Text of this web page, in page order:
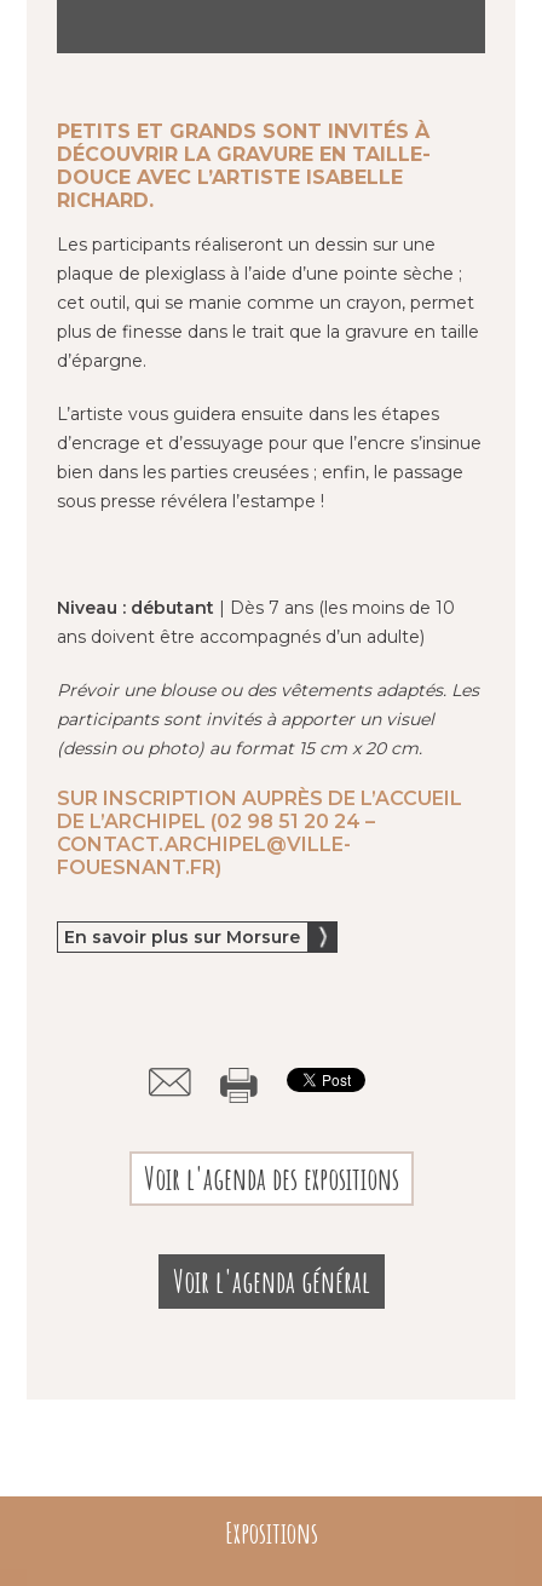
PETITS ET GRANDS SONT INVITÉS À
DÉCOUVRIR LA GRAVURE EN TAILLE-
DOUCE AVEC L’ARTISTE ISABELLE
RICHARD.
Les participants réaliseront un dessin sur une
plaque de plexiglass à l’aide d’une pointe sèche ;
cet outil, qui se manie comme un crayon, permet
plus de finesse dans le trait que la gravure en taille
d’épargne.
L’artiste vous guidera ensuite dans les étapes
d’encrage et d’essuyage pour que l’encre s’insinue
bien dans les parties creusées ; enfin, le passage
sous presse révélera l’estampe !
Niveau : débutant | Dès 7 ans (les moins de 10
ans doivent être accompagnés d’un adulte)
Prévoir une blouse ou des vêtements adaptés. Les
participants sont invités à apporter un visuel
(dessin ou photo) au format 15 cm x 20 cm.
SUR INSCRIPTION AUPRÈS DE L’ACCUEIL
DE L’ARCHIPEL (02 98 51 20 24 –
CONTACT.ARCHIPEL@VILLE-
FOUESNANT.FR)
En savoir plus sur Morsure
Voir l'agenda des expositions
Voir l'agenda général
Expositions